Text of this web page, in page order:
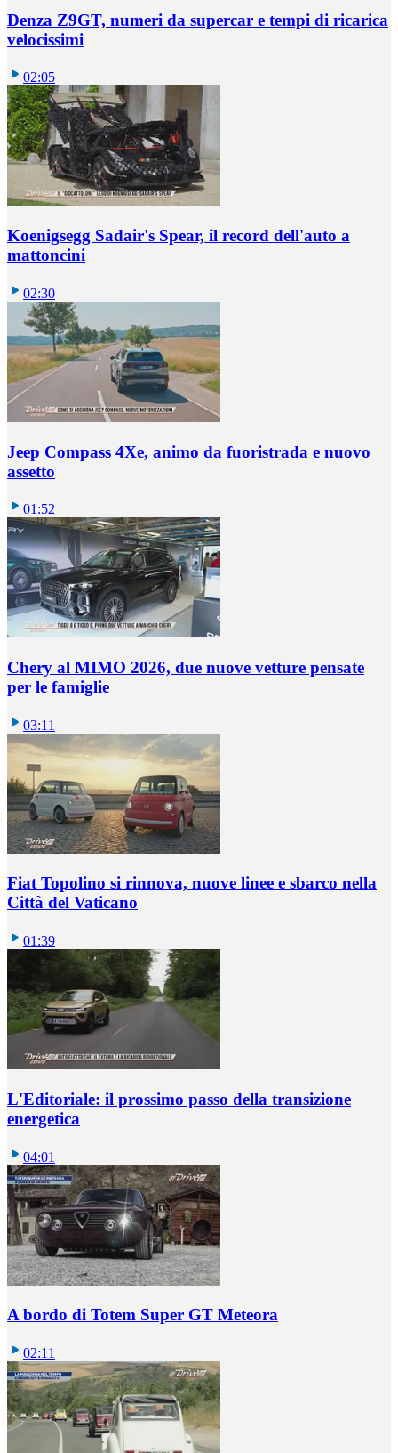
Denza Z9GT, numeri da supercar e tempi di ricarica
velocissimi
02:05
Koenigsegg Sadair's Spear, il record dell'auto a
mattoncini
02:30
Jeep Compass 4Xe, animo da fuoristrada e nuovo
assetto
01:52
Chery al MIMO 2026, due nuove vetture pensate
per le famiglie
03:11
Fiat Topolino si rinnova, nuove linee e sbarco nella
Città del Vaticano
01:39
L'Editoriale: il prossimo passo della transizione
energetica
04:01
A bordo di Totem Super GT Meteora
02:11